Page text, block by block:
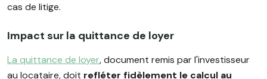
cas de litige.
Impact sur la quittance de loyer
La quittance de loyer, document remis par l'investisseur
au locataire, doit refléter fidèlement le calcul au